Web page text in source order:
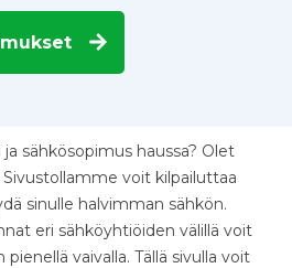
sähkösopimus haussa? Olet
voit kilpailuttaa
sinulle halvimman sähkön.
eri sähköyhtiöiden välillä voit
vaivalla. Tällä sivulla voit